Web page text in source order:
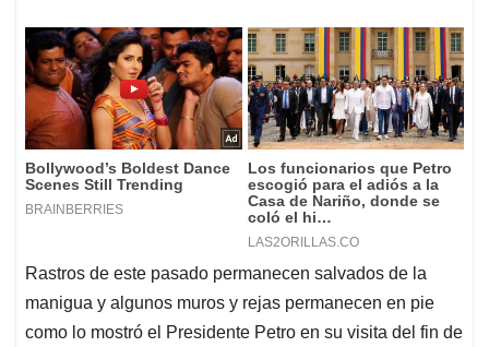
Rastros de este pasado permanecen salvados de la
manigua y algunos muros y rejas permanecen en pie
como lo mostró el Presidente Petro en su visita del fin de